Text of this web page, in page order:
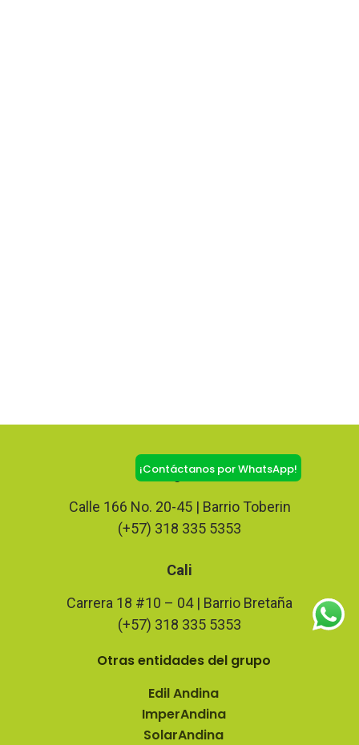
¡Contáctanos por WhatsApp!
Bogotá
Calle 166 No. 20-45 | Barrio Toberin
(+57) 318 335 5353
Cali
Carrera 18 #10 – 04 | Barrio Bretaña
(+57) 318 335 5353
Otras entidades del grupo
Edil Andina
ImperAndina
SolarAndina